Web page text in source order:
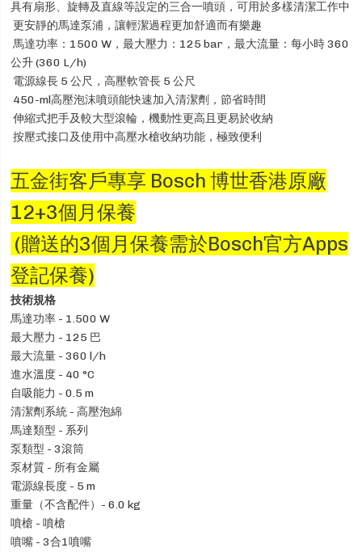
具有扇形、旋轉及直線等設定的三合一噴頭，可用於多樣清潔工作中
更安靜的馬達泵浦，讓輕潔過程更加舒適而有樂趣
馬達功率：1500 W，最大壓力：125 bar，最大流量：每小時 360
公升 (360 L/h)
電源線長 5 公尺，高壓軟管長 5 公尺
450-ml高壓泡沫噴頭能快速加入清潔劑，節省時間
伸縮式把手及較大型滾輪，機動性更高且更易於收納
按壓式接口及使用中高壓水槍收納功能，極致便利
五金街客戶專享 Bosch 博世香港原廠
12+3個月保養
(贈送的3個月保養需於Bosch官方Apps
登記保養)
技術規格
馬達功率 - 1.500 W
最大壓力 - 125 巴
最大流量 - 360 l/h
進水溫度 - 40 °C
自吸能力 - 0.5 m
清潔劑系統 - 高壓泡綿
馬達類型 - 系列
泵類型 - 3滾筒
泵材質 - 所有金屬
電源線長度 - 5 m
重量（不含配件）- 6.0 kg
噴槍 - 噴槍
噴嘴 - 3合1噴嘴